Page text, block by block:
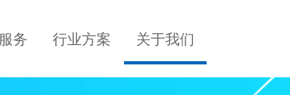
务 行业方案 关于我们